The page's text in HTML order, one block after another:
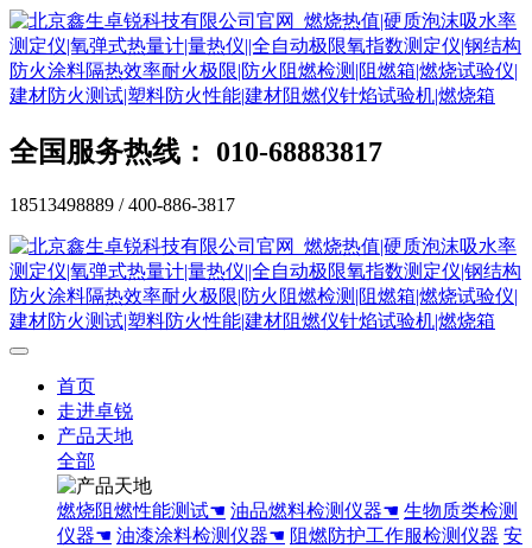
全国服务热线： 010-68883817
18513498889 / 400-886-3817
首页
走进卓锐
产品天地
全部
燃烧阻燃性能测试☚ 油品燃料检测仪器☚ 生物质类检测
仪器☚ 油漆涂料检测仪器☚ 阻燃防护工作服检测仪器 安